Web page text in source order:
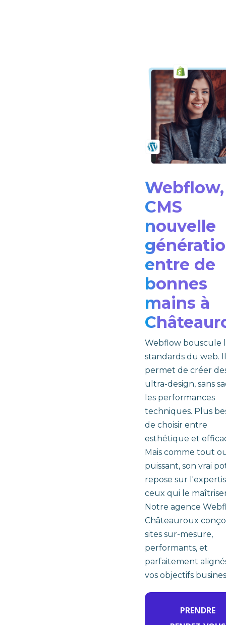
CMS
nouvelle
entre de
bonnes
mains à
Webflow bouscule
standards du web. Il
permet de créer
ultra-design, sans
les performances
techniques. Plus
de choisir entre
esthétique et
Mais comme tout
puissant, son vrai
repose sur
ceux qui le
Notre agence
Châteauroux
sites sur-mesure,
performants, et
parfaitement
vos objectifs
PRENDRE